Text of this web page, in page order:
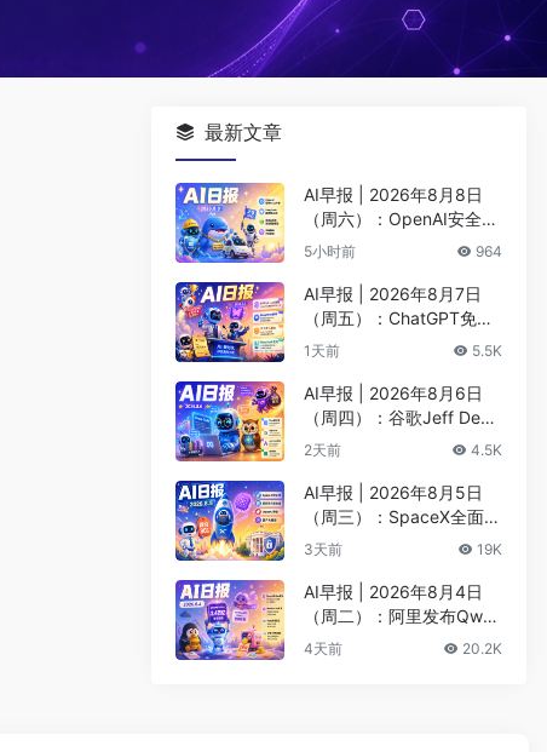
最新文章
AI早报 | 2026年8月8日
（周六）：OpenAI安全评
估暂停Astra开发、DeepS
资
5小时前 964
AI早报 | 2026年8月7日
（周五）：ChatGPT免费
版升级GPT-5.6 Luna无限
萨比斯卸任CEO
1天前 5.5K
AI早报 | 2026年8月6日
（周四）：谷歌Jeff Dean
创办AI科学公司、Meta发
2天前 4.5K
AI早报 | 2026年8月5日
（周三）：SpaceX全面押
注英伟达布局太空AI、四
3天前 19K
AI早报 | 2026年8月4日
（周二）：阿里发布Qwen
3.8-Max旗舰模型、MiniM
4天前 20.2K